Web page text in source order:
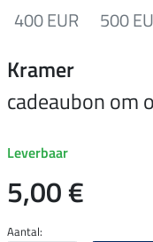
400 EUR
500
Kramer
cadeaubon om
Leverbaar
5,00 €
Aantal: